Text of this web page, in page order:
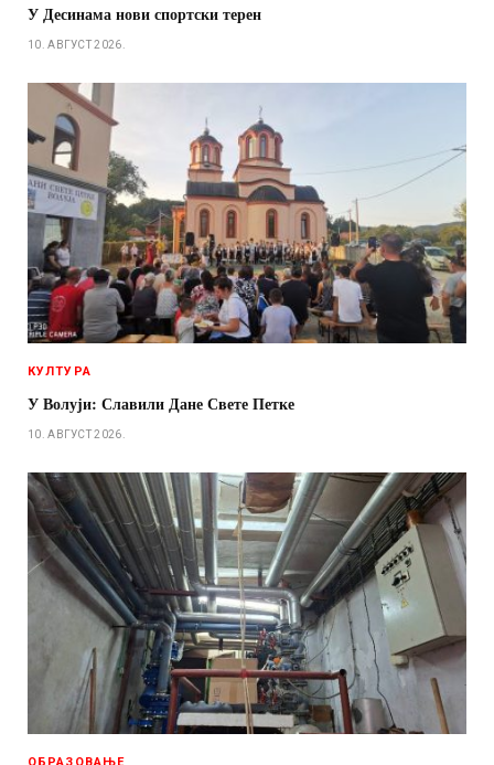
У Десинама нови спортски терен
10. АВГУСТ 2026.
КУЛТУРА
У Волуји: Славили Дане Свете Петке
10. АВГУСТ 2026.